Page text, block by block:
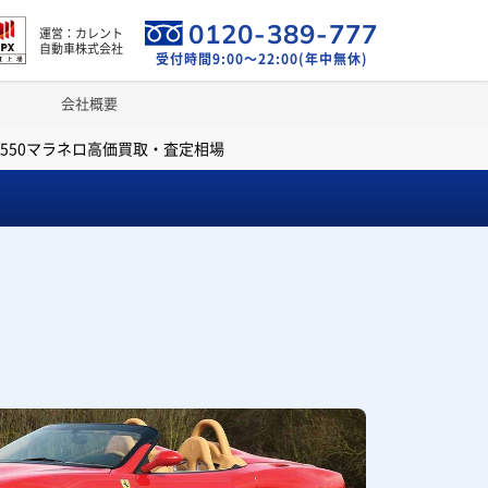
運営：カレント
自動車株式会社
0120-389-777
受付時間9:00～22:00(年中無休)
会社概要
マラネロ高価買取・査定相場